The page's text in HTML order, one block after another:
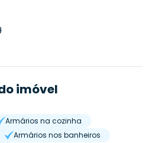
imóvel
Armários na cozinha
Armários nos banheiros